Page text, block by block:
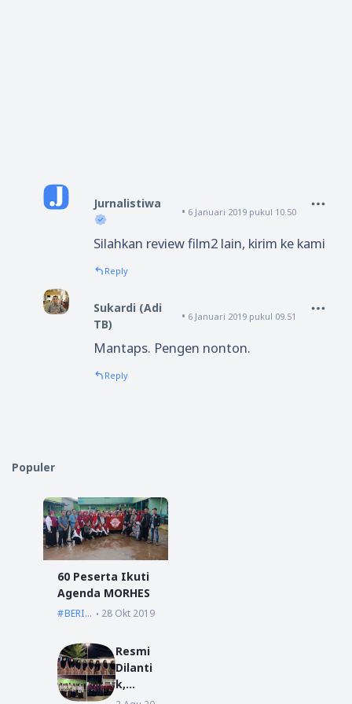
Jurnalistiwa
6 Januari 2019 pukul 10.50
Silahkan review film2 lain, kirim ke kami
Reply
Sukardi (Adi
TB)
6 Januari 2019 pukul 09.51
Mantaps. Pengen nonton.
Reply
Populer
60 Peserta Ikuti
Agenda MORHES
BERITA 28 Okt 2019
Resmi
Dilanti
k,
Pengu